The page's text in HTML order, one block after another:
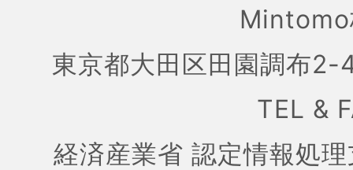
東京都大田区田園調布
TEL &
経済産業省 認定情報処